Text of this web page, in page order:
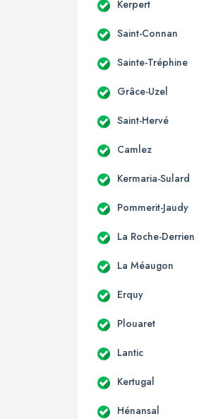
Kerpert
Saint-Connan
Sainte-Tréphine
Grâce-Uzel
Saint-Hervé
Camlez
Kermaria-Sulard
Pommerit-Jaudy
La Roche-Derrien
La Méaugon
Erquy
Plouaret
Lantic
Kertugal
Hénansal